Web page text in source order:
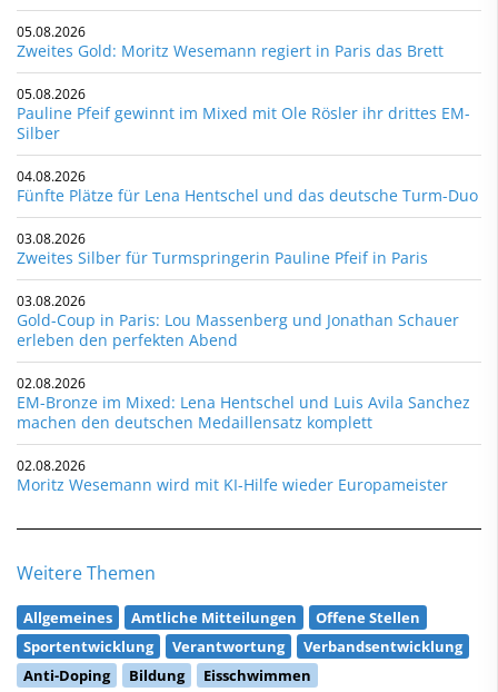
05.08.2026
Zweites Gold: Moritz Wesemann regiert in Paris das Brett
05.08.2026
Pauline Pfeif gewinnt im Mixed mit Ole Rösler ihr drittes EM-
Silber
04.08.2026
Fünfte Plätze für Lena Hentschel und das deutsche Turm-Duo
03.08.2026
Zweites Silber für Turmspringerin Pauline Pfeif in Paris
03.08.2026
Gold-Coup in Paris: Lou Massenberg und Jonathan Schauer
erleben den perfekten Abend
02.08.2026
EM-Bronze im Mixed: Lena Hentschel und Luis Avila Sanchez
machen den deutschen Medaillensatz komplett
02.08.2026
Moritz Wesemann wird mit KI-Hilfe wieder Europameister
Weitere Themen
Allgemeines Amtliche Mitteilungen
Offene Stellen
Sportentwicklung
Verantwortung
Verbandsentwicklung
Anti-Doping
Bildung Eisschwimmen